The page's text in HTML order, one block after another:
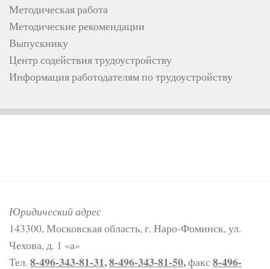
Методическая работа
Методические рекомендации
Выпускнику
Центр содействия трудоустройству
Информация работодателям по трудоустройству
Юридический адрес
143300, Московская область, г. Наро-Фоминск, ул.
Чехова, д. 1 «а»
Тел. 8-496-343-81-31,8-496-343-81-50,факс8-496-